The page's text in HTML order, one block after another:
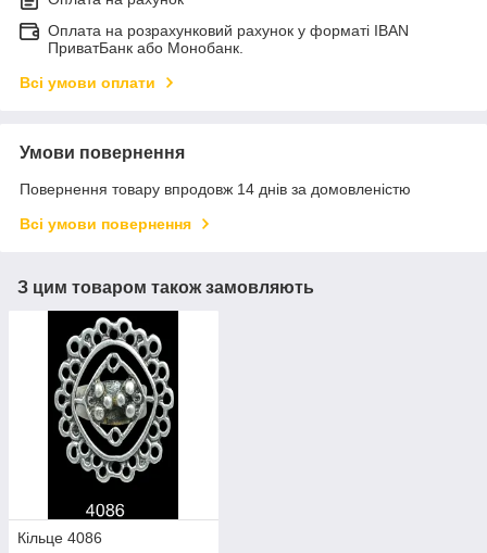
Оплата на розрахунковий рахунок у форматі IBAN
ПриватБанк або Монобанк.
Всі умови оплати
Умови повернення
Повернення товару впродовж 14 днів за домовленістю
Всі умови повернення
З цим товаром також замовляють
Кільце 4086